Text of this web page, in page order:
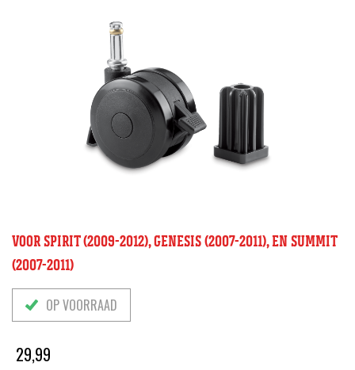
VOOR SPIRIT (2009-2012), GENESIS (2007-2011), EN SUMMIT
(2007-2011)
OP VOORRAAD
29,99